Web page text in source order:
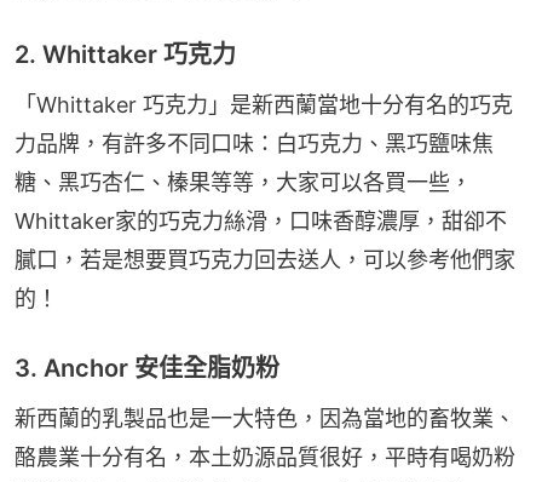
2. Whittaker 巧克力
「Whittaker 巧克力」是新西蘭當地十分有名的巧克
力品牌，有許多不同口味：白巧克力、黑巧鹽味焦
糖、黑巧杏仁、榛果等等，大家可以各買一些，
Whittaker家的巧克力絲滑，口味香醇濃厚，甜卻不
膩口，若是想要買巧克力回去送人，可以參考他們家
的！
3. Anchor 安佳全脂奶粉
新西蘭的乳製品也是一大特色，因為當地的畜牧業、
酪農業十分有名，本土奶源品質很好，平時有喝奶粉